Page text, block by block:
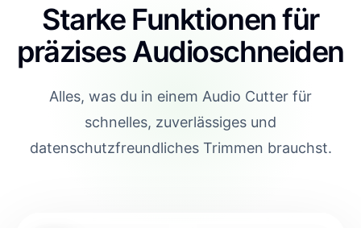
Starke Funktionen für
präzises Audioschneiden
Alles, was du in einem Audio Cutter für
schnelles, zuverlässiges und
datenschutzfreundliches Trimmen brauchst.